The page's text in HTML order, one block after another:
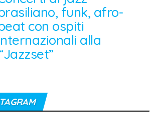
funk, afro-
con ospiti
alla